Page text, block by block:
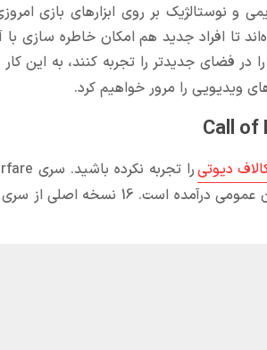
و نوستالژیک بر روی ابزارهای بازی
تا افراد جدید هم امکان خاطره سازی با
در فضای جدید‌تر را تجربه کنند، به این
ویدیویی را مرور خواهیم کرد.
دیوتی
شوتر نظامی است که در سال 2019